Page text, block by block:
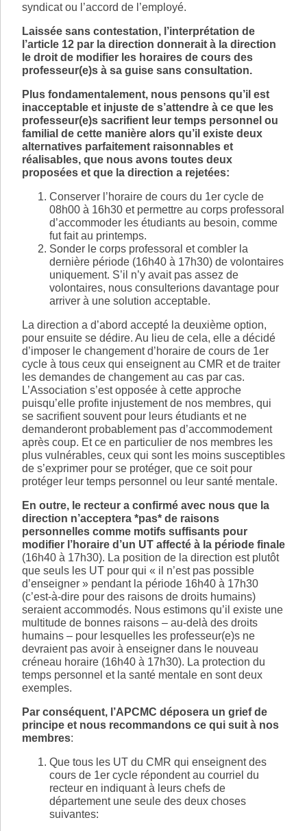
syndicat ou l’accord de l’employé.
Laissée sans contestation, l’interprétation de
l’article 12 par la direction donnerait à la direction
le droit de modifier les horaires de cours des
professeur(e)s à sa guise sans consultation.
Plus fondamentalement, nous pensons qu’il est
inacceptable et injuste de s’attendre à ce que les
professeur(e)s sacrifient leur temps personnel ou
familial de cette manière alors qu’il existe deux
alternatives parfaitement raisonnables et
réalisables, que nous avons toutes deux
proposées et que la direction a rejetées:
Conserver l’horaire de cours du 1er cycle de
08h00 à 16h30 et permettre au corps professoral
d’accommoder les étudiants au besoin, comme
fut fait au printemps.
Sonder le corps professoral et combler la
dernière période (16h40 à 17h30) de volontaires
uniquement. S’il n’y avait pas assez de
volontaires, nous consulterions davantage pour
arriver à une solution acceptable.
La direction a d’abord accepté la deuxième option,
pour ensuite se dédire. Au lieu de cela, elle a décidé
d’imposer le changement d’horaire de cours de 1er
cycle à tous ceux qui enseignent au CMR et de traiter
les demandes de changement au cas par cas.
L’Association s’est opposée à cette approche
puisqu’elle profite injustement de nos membres, qui
se sacrifient souvent pour leurs étudiants et ne
demanderont probablement pas d’accommodement
après coup. Et ce en particulier de nos membres les
plus vulnérables, ceux qui sont les moins susceptibles
de s’exprimer pour se protéger, que ce soit pour
protéger leur temps personnel ou leur santé mentale.
En outre, le recteur a confirmé avec nous que la
direction n’acceptera *pas* de raisons
personnelles comme motifs suffisants pour
modifier l’horaire d’un UT affecté à la période finale
(16h40 à 17h30). La position de la direction est plutôt
que seuls les UT pour qui « il n’est pas possible
d’enseigner » pendant la période 16h40 à 17h30
(c’est-à-dire pour des raisons de droits humains)
seraient accommodés. Nous estimons qu’il existe une
multitude de bonnes raisons – au-delà des droits
humains – pour lesquelles les professeur(e)s ne
devraient pas avoir à enseigner dans le nouveau
créneau horaire (16h40 à 17h30). La protection du
temps personnel et la santé mentale en sont deux
exemples.
Par conséquent, l’APCMC déposera un grief de
principe et nous recommandons ce qui suit à nos
membres:
Que tous les UT du CMR qui enseignent des
cours de 1er cycle répondent au courriel du
recteur en indiquant à leurs chefs de
département une seule des deux choses
suivantes: